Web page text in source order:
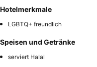
Hotelmerkmale
LGBTQ+ freundlich
Speisen und Getränke
serviert Halal